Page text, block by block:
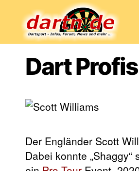
Dart
Der Engländer Scott
Dabei konnte